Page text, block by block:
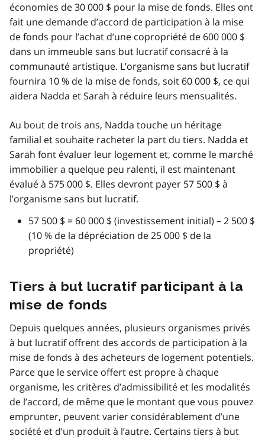
économies de 30 000 $ pour la mise de fonds. Elles ont
fait une demande d’accord de participation à la mise
de fonds pour l’achat d’une copropriété de 600 000 $
dans un immeuble sans but lucratif consacré à la
communauté artistique. L’organisme sans but lucratif
fournira 10 % de la mise de fonds, soit 60 000 $, ce qui
aidera Nadda et Sarah à réduire leurs mensualités.
Au bout de trois ans, Nadda touche un héritage
familial et souhaite racheter la part du tiers. Nadda et
Sarah font évaluer leur logement et, comme le marché
immobilier a quelque peu ralenti, il est maintenant
évalué à 575 000 $. Elles devront payer 57 500 $ à
l’organisme sans but lucratif.
57 500 $ = 60 000 $ (investissement initial) – 2 500 $
(10 % de la dépréciation de 25 000 $ de la
propriété)
Tiers à but lucratif participant à la
mise de fonds
Depuis quelques années, plusieurs organismes privés
à but lucratif offrent des accords de participation à la
mise de fonds à des acheteurs de logement potentiels.
Parce que le service offert est propre à chaque
organisme, les critères d’admissibilité et les modalités
de l’accord, de même que le montant que vous pouvez
emprunter, peuvent varier considérablement d’une
société et d’un produit à l’autre. Certains tiers à but